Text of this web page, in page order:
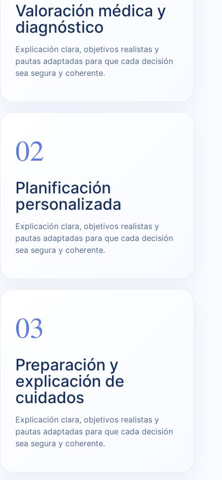
Valoración médica y
diagnóstico
Explicación clara, objetivos realistas y
pautas adaptadas para que cada decisión
sea segura y coherente.
02
Planificación
personalizada
Explicación clara, objetivos realistas y
pautas adaptadas para que cada decisión
sea segura y coherente.
03
Preparación y
explicación de
cuidados
Explicación clara, objetivos realistas y
pautas adaptadas para que cada decisión
sea segura y coherente.